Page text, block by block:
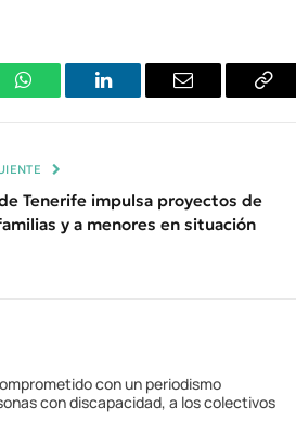
WhatsAppLinkedIn Email
Tenerife impulsa proyectos de
y a menores en situación
con un periodismo
con discapacidad, a los colectivos